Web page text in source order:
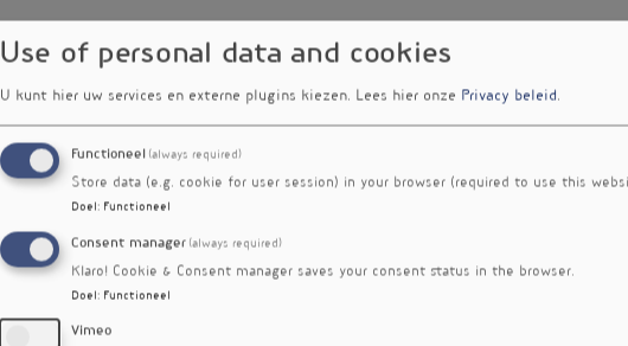
Use of personal data and cookies
U kunt hier uw services en externe plugins kiezen. Lees hier onze Privacy beleid.
Functioneel (always required)
Store data (e.g. cookie for user session) in your browser (required to use this
Doel : Functioneel
Consent manager (always required)
Klaro! Cookie & Consent manager saves your consent status in the browser.
Doel : Functioneel
Vimeo